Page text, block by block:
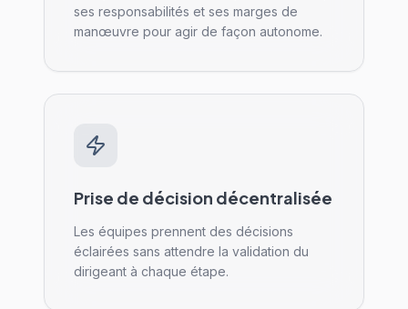
ses responsabilités et ses marges de
manœuvre pour agir de façon autonome.
Prise de décision décentralisée
Les équipes prennent des décisions
éclairées sans attendre la validation du
dirigeant à chaque étape.